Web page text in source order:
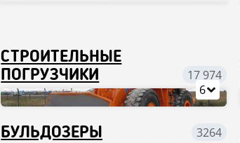
СТРОИТЕЛЬНЫЕ
ПОГРУЗЧИКИ
17 974
6
БУЛЬДОЗЕРЫ 3264